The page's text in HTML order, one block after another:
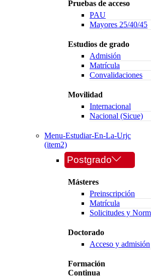
Pruebas de acceso
PAU
Mayores 25/40/45
Estudios de grado
Admisión
Matrícula
Convalidaciones
Movilidad
Internacional
Nacional (Sicue)
Menu-Estudiar-En-La-Urjc
(item2)
Postgrado
Másteres
Preinscripción
Matrícula
Solicitudes y
Doctorado
Acceso y admisión
Formación
Continua